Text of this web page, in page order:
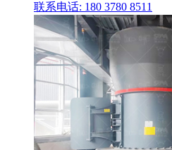
联系电话: 180 3780 8511